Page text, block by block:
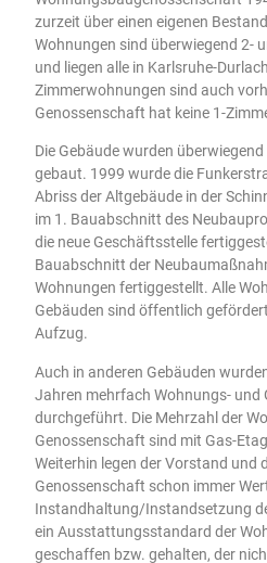
zurzeit über einen eigenen
Wohnungen sind überwiegend 2-
und liegen alle in Karlsruhe-
Zimmerwohnungen sind auch
Genossenschaft hat keine 1-
Die Gebäude wurden
gebaut. 1999 wurde die
Abriss der Altgebäude in der
im 1. Bauabschnitt des
die neue Geschäftsstelle
Bauabschnitt der
Wohnungen fertiggestellt. Alle
Gebäuden sind öffentlich
Aufzug.
Auch in anderen Gebäuden
Jahren mehrfach Wohnungs- und
durchgeführt. Die Mehrzahl der
Genossenschaft sind mit Gas-
Weiterhin legen der Vorstand und
Genossenschaft schon immer
Instandhaltung/Instandsetzung
ein Ausstattungsstandard der
geschaffen bzw. gehalten, der